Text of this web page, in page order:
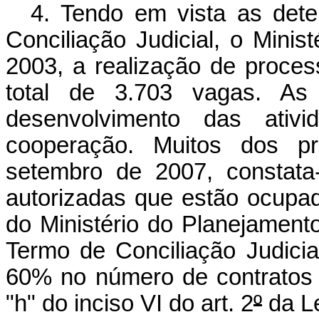
4. Tendo em vista as
Conciliação Judicial, o
2003, a realização de
total de 3.703 vagas. As
desenvolvimento das
cooperação. Muitos dos
setembro de 2007,
autorizadas que estão
do Ministério do
Termo de Conciliação
60% no número de
"h" do inciso VI do art. 2º da